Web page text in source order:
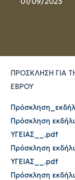
ΠΡΟΣΚΛΗΣΗ ΓΙΑ
ΕΒΡΟΥ
Πρόσκληση
ΥΓΕΙΑΣ__.pdf
Πρόσκληση
ΥΓΕΙΑΣ__.pdf
Πρόσκληση